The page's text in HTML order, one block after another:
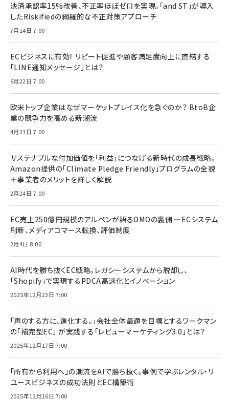
決済承認率15%改善、不正率ほぼゼロを実現。「and ST」が導入
したRiskifiedの網羅的な不正対策アプローチ
7月14日 7:00
ECビジネスに有効！ リピート促進や顧客満足度向上に直結する
「LINE通知メッセージ」とは？
6月22日 7:00
欧米トップ企業はなぜマーケットプレイス化を急ぐのか？ BtoB企
業の競争力を高める新潮流
4月21日 7:00
サステナブルな付加価値を「利益」につなげる新時代の成長戦略。
Amazon提供の「Climate Pledge Friendly」プログラムの全貌
＋事業者のメリットを詳しく解説
2月24日 7:00
EC売上250億円規模のアルペンが語るOMOの裏側 ―ECシステム
刷新、メディアコマース転換、評価制度
2月4日 8:00
AI時代を勝ち抜くEC戦略。レガシーシステムから脱却し、
「Shopify」で実現するPDCA高速化とイノベーション
2025年12月23日 7:00
「声のする方に、進化する。」会社全体最適を目標とするワークマン
の「補完型EC」 が実践する「レビューマーケティング3.0」とは？
2025年12月17日 7:00
「所有から利用へ」の潮流をAIで勝ち抜く。事例で学ぶレンタル・リ
ユースビジネスの成功法則とEC構築術
2025年12月16日 7:00